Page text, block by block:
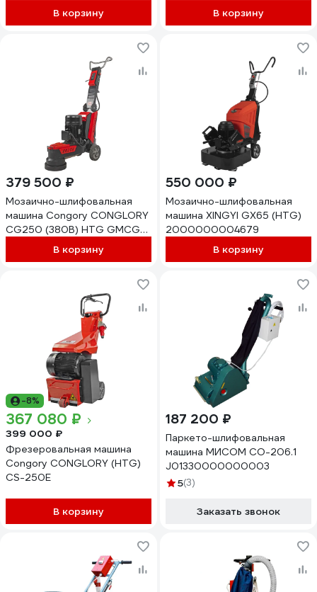
В корзину
В корзину
379 500 ₽
Мозаично-шлифовальная
машина Congory CONGLORY
CG250 (380В) HTG GMCG-
В корзину
550 000 ₽
Мозаично-шлифовальная
машина XINGYI GX65 (HTG)
2000000004679
В корзину
-8%
367 080 ₽
399 000 ₽
Фрезеровальная машина
Congory CONGLORY (HTG)
CS-250E
В корзину
187 200 ₽
Паркето-шлифовальная
машина МИСОМ СО-206.1
J01330000000003
5(3)
Заказать звонок